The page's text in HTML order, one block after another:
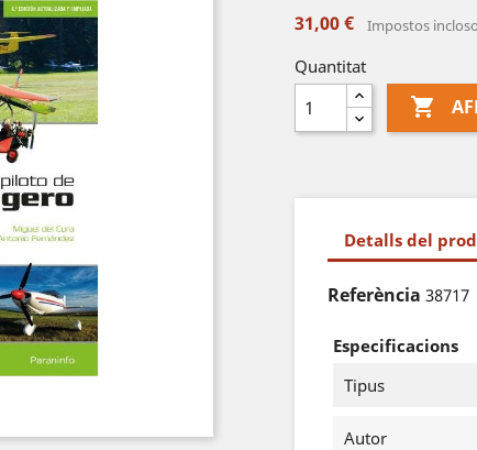
31,00 € Impostos
Quantitat

Detalls del
Referència 38717
Especificacions
Tipus
Autor